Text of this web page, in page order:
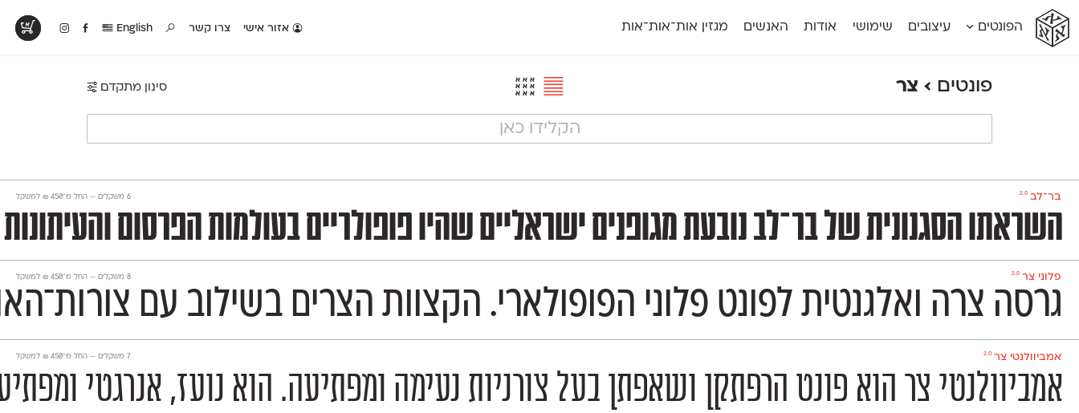
אא
אא
א
א
הפונטים עיצובים שימושי אודות האנשים מגזין אות־אות־אות אזור אישי צרו קשר English
אינדקס
אלמוני צר
בר־לב
נוילנד
פריימריז
קדם סנס
קדם סריף
שלוק
תעמולה
בואו לראות עיצובים
לאלו שאוהבים לבחון
טבלה עם כל המאפיינים
פונטים › צר סינון מתקדם
בר־לב2.0 ‫6 משקלים — החל מ־ 450
₪ למשקל
השראתו הסגנונית של בר־לב נובעת מגופנים ישראליים שהיו פופולריים בעולמות הפרסום והעיתונות בשנות ה־60 וה־70, מה שמעניק לו טאצ' נוסטלגי לצד רעננות עכשווית. התוצאה היא פונט המתאים במיוחד לכותרות בולטות, מיתוג
פלוני צר2.0 ‫8 משקלים — החל מ־450
₪ למשקל
גרסה צרה ואלגנטית לפונט פלוני הפופולארי. הקצוות הצרים בשילוב עם
אמביוולנטי צר2.0 ‫7 משקלים — החל מ־ 450
₪ למשקל
אמביוולנטי צר הוא פונט הרפתקן ושאפתן בעל צורניות נעימה ומפתיעה. הוא נועז, אנרגטי